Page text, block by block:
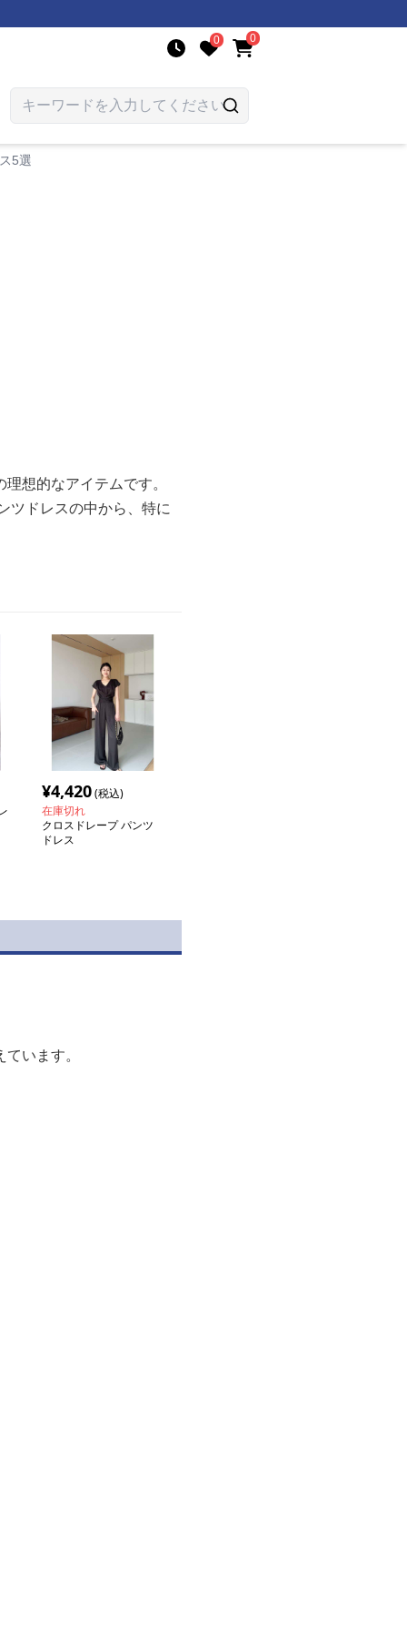
0 0
5選
想的なアイテムです。
ツドレスの中から、特に
¥4,420(税込)
在庫切れ
クロスドレープ パンツ
ドレス
います。